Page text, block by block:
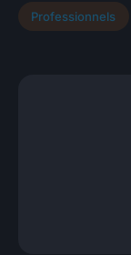
Professionnels